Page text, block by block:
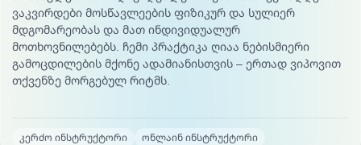
ვაკვირდები მოსწავლეების ფიზიკურ და სულიერ
მდგომარეობას და მათ ინდივიდუალურ
მოთხოვნილებებს. ჩემი პრაქტიკა ღიაა ნებისმიერი
გამოცდილების მქონე ადამიანისთვის – ერთად ვიპოვით
თქვენზე მორგებულ რიტმს.
კერძო ინსტრუქტორი ონლაინ ინსტრუქტორი